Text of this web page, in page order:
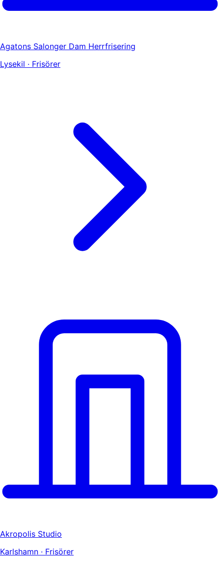
Agatons Salonger Dam Herrfrisering
Lysekil · Frisörer
Akropolis Studio
Karlshamn · Frisörer